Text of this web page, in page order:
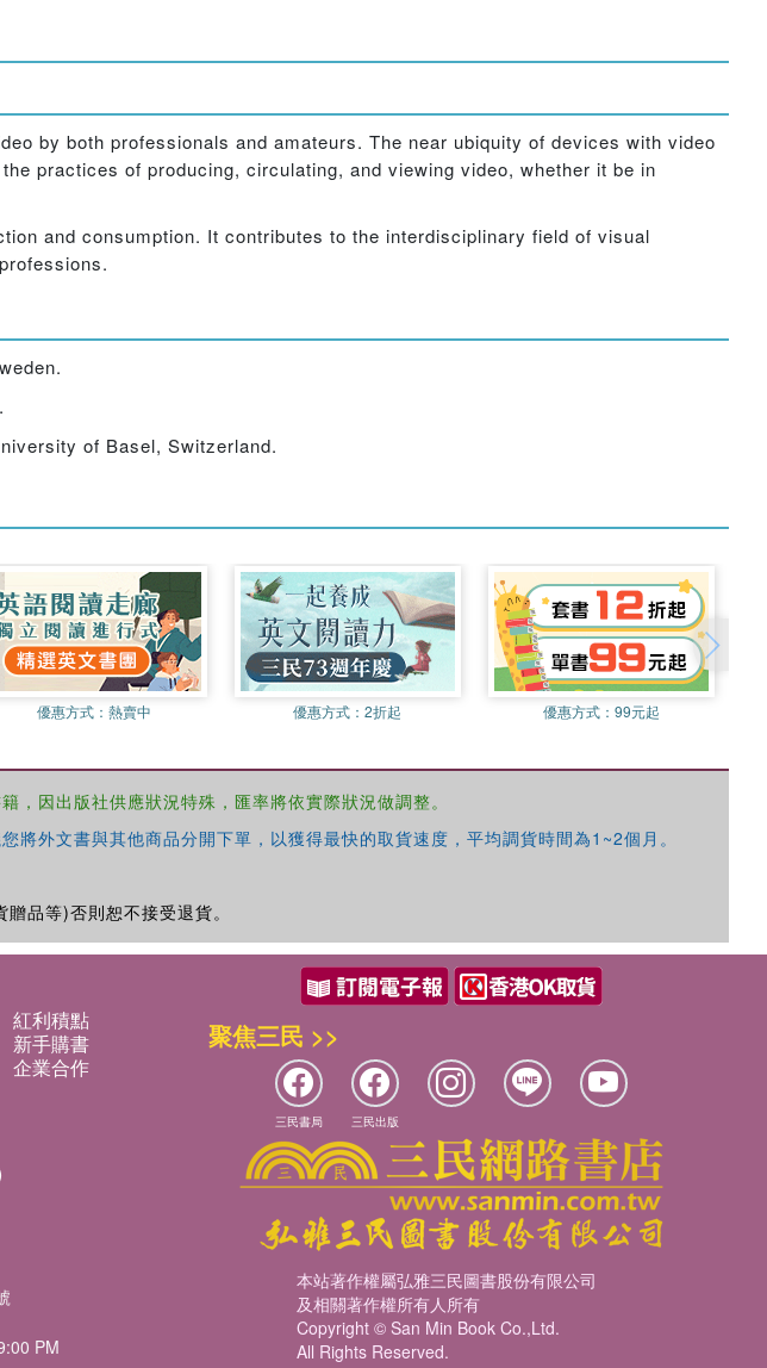
by both professionals and amateurs. The near ubiquity of devices with video
practices of producing, circulating, and viewing video, whether it be in
and consumption. It contributes to the interdisciplinary field of visual
of Basel, Switzerland.
優惠方式： 熱賣中 優惠方式：2折起 優惠方式：99元起
因出版社供應狀況特殊，匯率將依實際狀況做調整。
外文書與其他商品分開下單，以獲得最快的取貨速度，平均調貨時間為1~2個月。
品等)否則恕不接受退貨。
紅利積點
新手購書
企業合作
PM
聚焦三民 >>
三民書局 三民出版
本站著作權屬弘雅三民圖書股份有限公司
及相關著作權所有人所有
Copyright © San Min Book Co.,Ltd.
All Rights Reserved.